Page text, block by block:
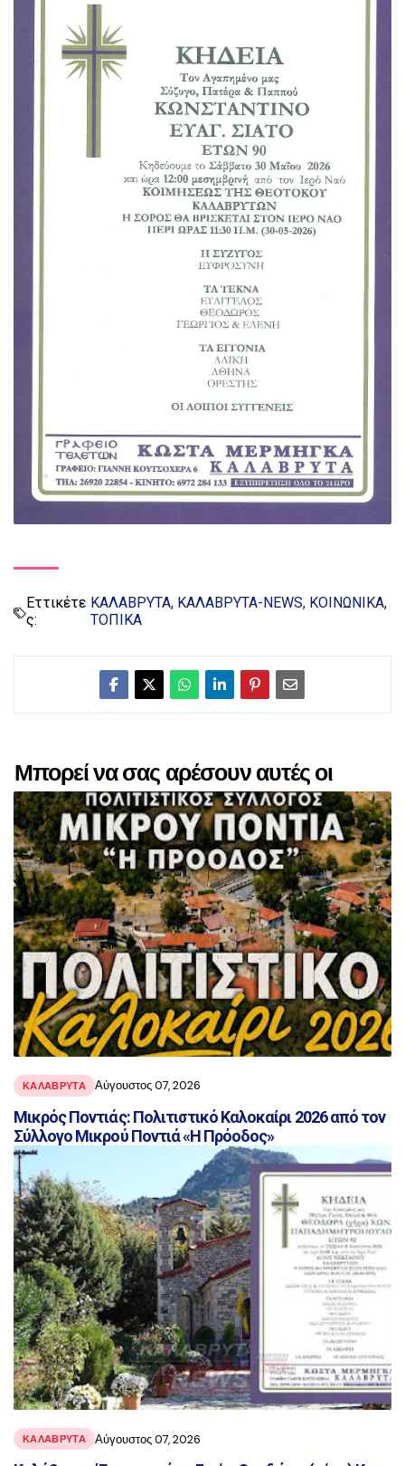
Εττικέτε
ς:
ΚΑΛΑΒΡΥΤΑ ΚΑΛΑΒΡΥΤΑ-NEWS ΚΟΙΝΩΝΙΚΑ
ΤΟΠΙΚΑ
Μπορεί να σας αρέσουν αυτές οι
αναρτήσεις
ΚΑΛΑΒΡΥΤΑ Αύγουστος 07, 2026
Μικρός Ποντιάς: Πολιτιστικό Καλοκαίρι 2026 από τον
Σύλλογο Μικρού Ποντιά «Η Πρόοδος»
ΚΑΛΑΒΡΥΤΑ Αύγουστος 07, 2026